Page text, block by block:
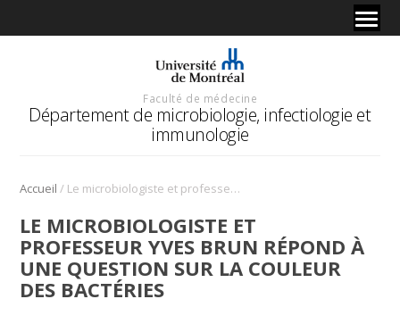
Faculté de médecine
Département de microbiologie, infectiologie et
immunologie
Accueil / Le microbiologiste et professeur Yves Brun répond à une question sur la couleur des bactéries
LE MICROBIOLOGISTE ET
PROFESSEUR YVES BRUN RÉPOND À
UNE QUESTION SUR LA COULEUR
DES BACTÉRIES